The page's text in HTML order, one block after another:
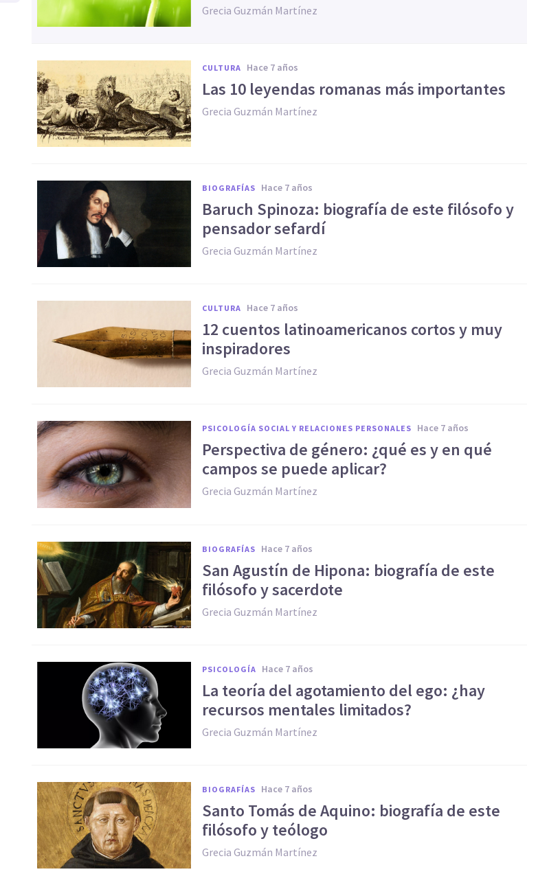
Grecia Guzmán Martínez
CULTURA hace 7 años
Las 10 leyendas romanas más importantes
Grecia Guzmán Martínez
BIOGRAFÍAS hace 7 años
Baruch Spinoza: biografía de este filósofo y
pensador sefardí
Grecia Guzmán Martínez
CULTURA hace 7 años
12 cuentos latinoamericanos cortos y muy
inspiradores
Grecia Guzmán Martínez
PSICOLOGÍA SOCIAL Y RELACIONES PERSONALES hace 7 años
Perspectiva de género: ¿qué es y en qué
campos se puede aplicar?
Grecia Guzmán Martínez
BIOGRAFÍAS hace 7 años
San Agustín de Hipona: biografía de este
filósofo y sacerdote
Grecia Guzmán Martínez
PSICOLOGÍA hace 7 años
La teoría del agotamiento del ego: ¿hay
recursos mentales limitados?
Grecia Guzmán Martínez
BIOGRAFÍAS hace 7 años
Santo Tomás de Aquino: biografía de este
filósofo y teólogo
Grecia Guzmán Martínez